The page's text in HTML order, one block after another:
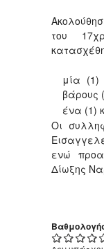
του
μία (1)
βάρους
ένα (1)
Οι
ενώ
Δίωξης